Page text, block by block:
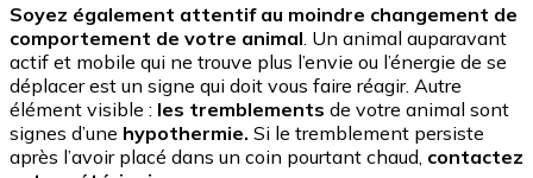
Soyez également attentif au moindre changement de
comportement de votre animal . Un animal auparavant
actif et mobile qui ne trouve plus l’envie ou l’énergie de se
déplacer est un signe qui doit vous faire réagir. Autre
élément visible : les tremblements de votre animal sont
signes d’une hypothermie. Si le tremblement persiste
après l’avoir placé dans un coin pourtant chaud, contactez